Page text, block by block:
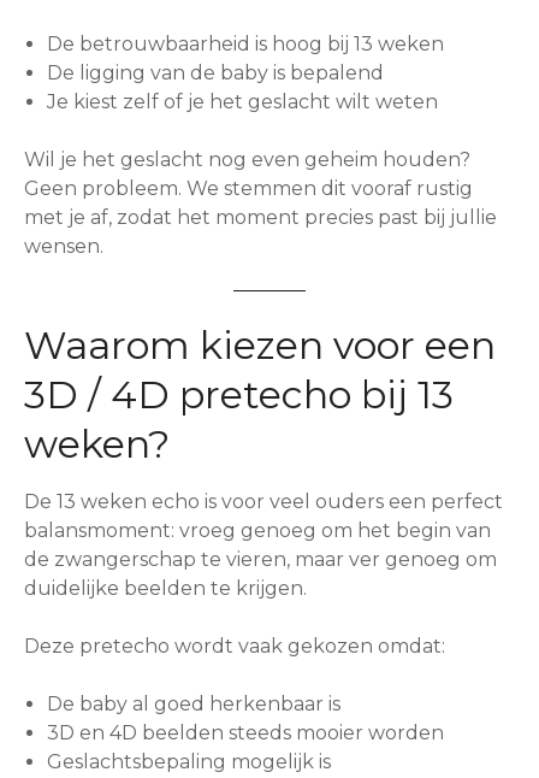
De betrouwbaarheid is hoog bij 13 weken
De ligging van de baby is bepalend
Je kiest zelf of je het geslacht wilt weten
Wil je het geslacht nog even geheim houden?
Geen probleem. We stemmen dit vooraf rustig
met je af, zodat het moment precies past bij jullie
wensen.
Waarom kiezen voor een
3D / 4D pretecho bij 13
weken?
De 13 weken echo is voor veel ouders een perfect
balansmoment: vroeg genoeg om het begin van
de zwangerschap te vieren, maar ver genoeg om
duidelijke beelden te krijgen.
Deze pretecho wordt vaak gekozen omdat:
De baby al goed herkenbaar is
3D en 4D beelden steeds mooier worden
Geslachtsbepaling mogelijk is